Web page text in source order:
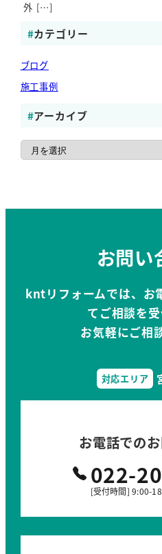
外 […]
カテゴリー
ブログ
施工事例
アーカイブ
ー
ブ
お問い
kntリフォームでは、お
てご相談を受
お気軽にご相
対応エリア
お電話での
022-
[受付時間] 9:00-